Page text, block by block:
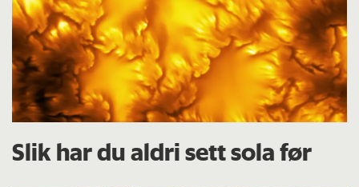
Slik har du aldri sett sola før